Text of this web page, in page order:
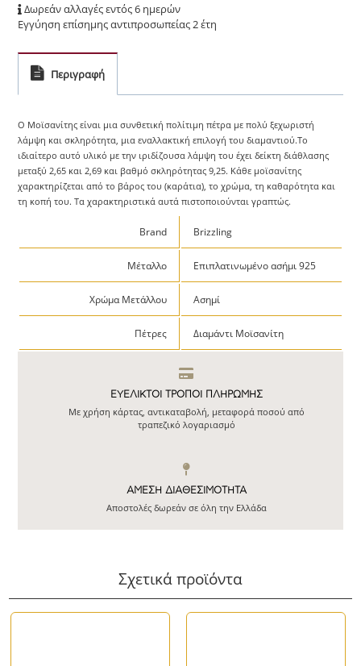
Δωρεάν αλλαγές εντός 6 ημερών
Εγγύηση επίσημης αντιπροσωπείας 2 έτη
Περιγραφή
Ο Μοϊσανίτης είναι μια συνθετική πολίτιμη πέτρα με πολύ ξεχωριστή
λάμψη και σκληρότητα, μια εναλλακτική επιλογή του διαμαντιού.Το
ιδιαίτερο αυτό υλικό με την ιριδίζουσα λάμψη του έχει δείκτη διάθλασης
μεταξύ 2,65 και 2,69 και βαθμό σκληρότητας 9,25. Κάθε μοϊσανίτης
χαρακτηρίζεται από το βάρος του (καράτια), το χρώμα, τη καθαρότητα και
τη κοπή του. Τα χαρακτηριστικά αυτά πιστοποιούνται γραπτώς.
Brand Brizzling
Μέταλλο Επιπλατινωμένο ασήμι 925
Χρώμα Μετάλλου Ασημί
Πέτρες Διαμάντι Μοϊσανίτη
ΕΥΕΛΙΚΤΟΙ ΤΡΟΠΟΙ ΠΛΗΡΩΜΗΣ
Με χρήση κάρτας, αντικαταβολή, μεταφορά ποσού από
τραπεζικό λογαριασμό
ΆΜΕΣΗ ΔΙΑΘΕΣΙΜΌΤΗΤΑ
Αποστολές δωρεάν σε όλη την Ελλάδα
Σχετικά προϊόντα